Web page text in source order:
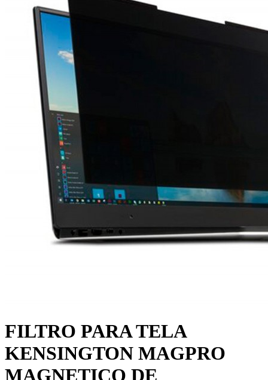
FILTRO PARA TELA
KENSINGTON MAGPRO
MAGNETICO DE